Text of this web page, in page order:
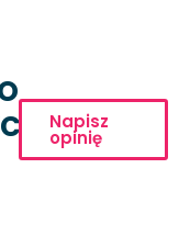
Napisz
opinię